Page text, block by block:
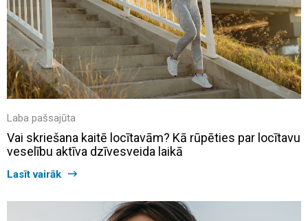
Laba pašsajūta
Vai skriešana kaitē locītavām? Kā rūpēties par locītavu
veselību aktīva dzīvesveida laikā
Lasīt vairāk